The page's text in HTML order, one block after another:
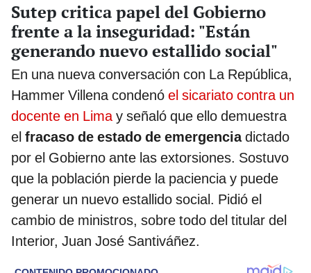
Sutep critica papel del Gobierno
frente a la inseguridad: "Están
generando nuevo estallido social"
En una nueva conversación con La República,
Hammer Villena condenó el sicariato contra un
docente en Limay señaló que ello demuestra
el fracaso de estado de emergenciadictado
por el Gobierno ante las extorsiones. Sostuvo
que la población pierde la paciencia y puede
generar un nuevo estallido social. Pidió el
cambio de ministros, sobre todo del titular del
Interior, Juan José Santiváñez.